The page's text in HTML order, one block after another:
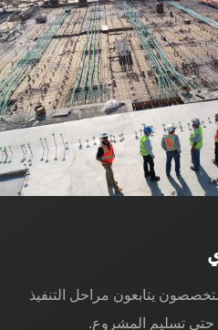
03
مراحل التنفيذ
المشروع.